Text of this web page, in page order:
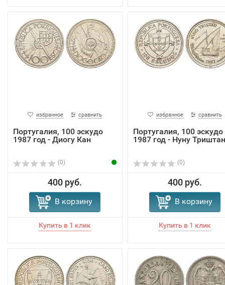
избранное сравнить
Португалия, 100 эскудо
1987 год - Диогу Кан
(0)
400 руб.
В корзину
избранное сравнить
Португалия, 100 эскудо
1987 год - Нуну Триштан
(0)
400 руб.
В корзину